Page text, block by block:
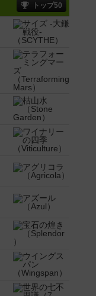
トップ50